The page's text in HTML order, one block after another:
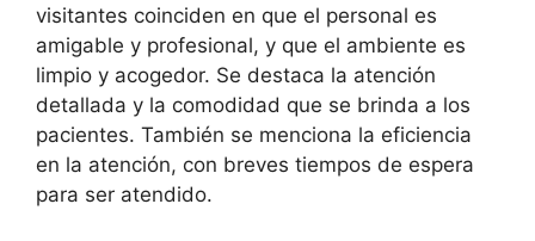
visitantes coinciden en que el personal es
amigable y profesional, y que el ambiente es
limpio y acogedor. Se destaca la atención
detallada y la comodidad que se brinda a los
pacientes. También se menciona la eficiencia
en la atención, con breves tiempos de espera
para ser atendido.